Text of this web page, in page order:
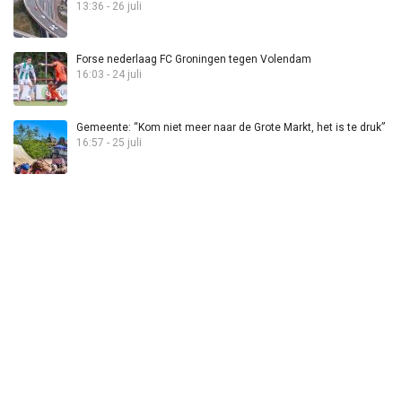
13:36 - 26 juli
Forse nederlaag FC Groningen tegen Volendam
16:03 - 24 juli
Gemeente: “Kom niet meer naar de Grote Markt, het is te druk”
16:57 - 25 juli